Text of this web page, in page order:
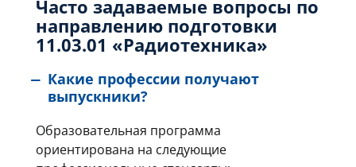
Часто задаваемые вопросы по
направлению подготовки
11.03.01 «Радиотехника»
Какие профессии получают
выпускники?
Образовательная программа
ориентирована на следующие